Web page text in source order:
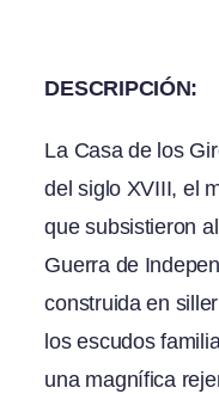
DESCRIPCIÓN:
La Casa de los
del siglo XVIII, el
que subsistieron
Guerra de
construida en
los escudos
una magnífica